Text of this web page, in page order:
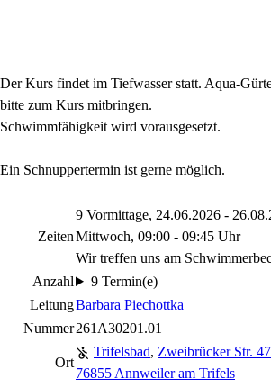
Der Kurs findet im Tiefwasser statt. Aqua-
bitte zum Kurs mitbringen.
Schwimmfähigkeit wird vorausgesetzt.
Ein Schnuppertermin ist gerne möglich.
Zeiten
9 Vormittage, 24.06.2026 -
Mittwoch, 09:00 - 09:45 Uhr
Wir treffen uns am
Anzahl
9 Termin(e)
LeitungBarbara Piechottka
Nummer261A30201.01
Ort
Trifelsbad, Zweibrücker Str.
76855 Annweiler am Trifels